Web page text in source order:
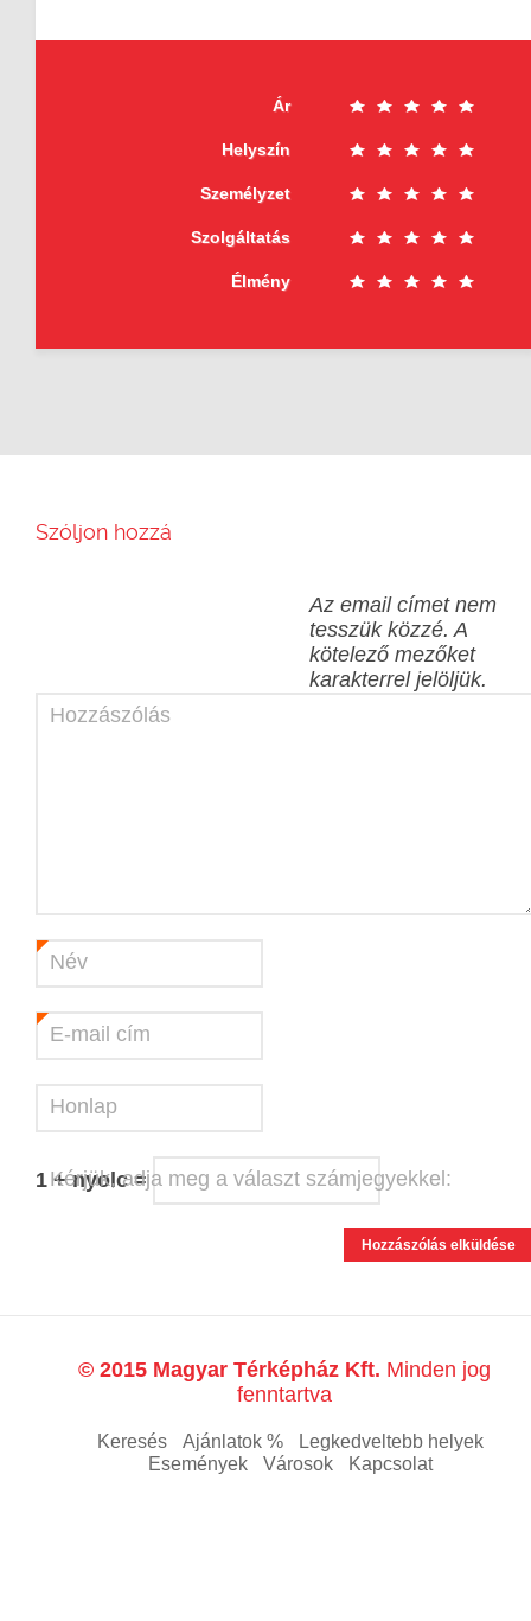
Ár
Helyszín
Személyzet
Szolgáltatás
Élmény
Szóljon hozzá
Az email címet nem
tesszük közzé. A
kötelező mezőket
karakterrel jelöljük.
Hozzászólás
Név
E-mail cím
Honlap
Kérjük, adja meg a választ számjegyekkel:
1 + nyolc =
© 2015 Magyar Térképház Kft. Minden jog
fenntartva
Keresés Ajánlatok %
Legkedveltebb helyek
Események
Városok Kapcsolat